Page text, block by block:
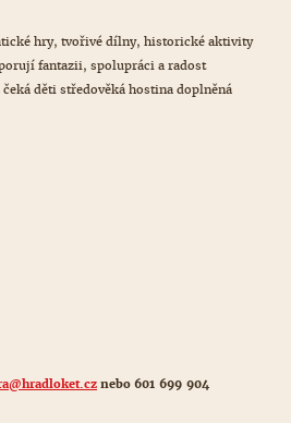
hry, tvořivé dílny, historické aktivity
fantazii, spolupráci a radost
děti středověká hostina doplněná
hradloket.cz nebo 601 699 904